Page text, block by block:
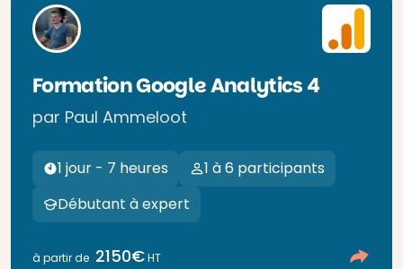
Formation Google Analytics 4
par Paul Ammeloot
1 jour - 7 heures
1 à 6 participants
Débutant à expert
à partir de 2150€HT